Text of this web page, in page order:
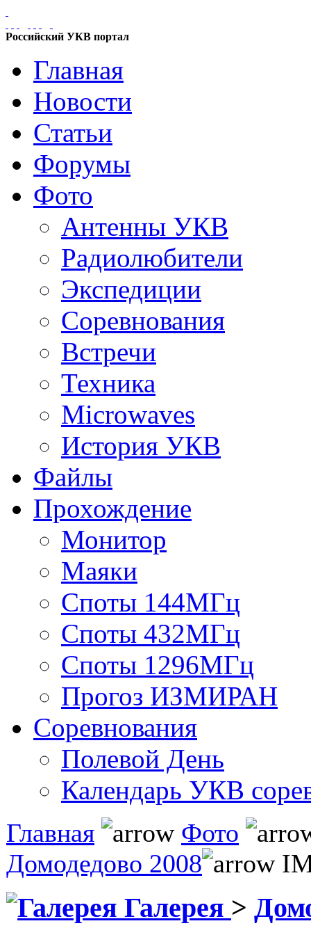
Российский УКВ портал
Главная
Новости
Статьи
Форумы
Фото
Антенны УКВ
Радиолюбители
Экспедиции
Соревнования
Встречи
Техника
Microwaves
История УКВ
Файлы
Прохождение
Монитор
Маяки
Споты 144МГц
Споты 432МГц
Споты 1296МГц
Прогоз ИЗМИРАН
Соревнования
Полевой День
Календарь УКВ
Главная
Фото
Домодедово 2008
Галерея >